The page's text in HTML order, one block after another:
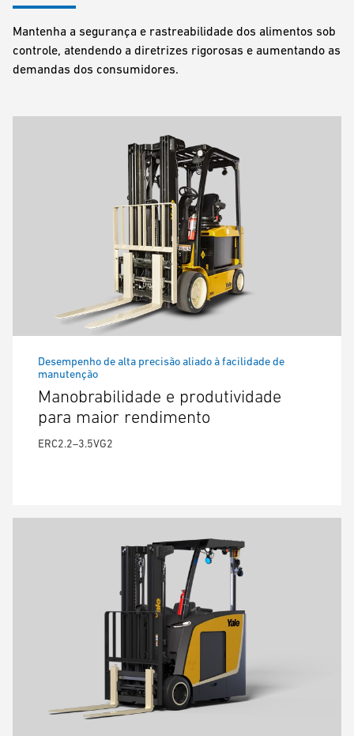
Mantenha a segurança e rastreabilidade dos alimentos sob
controle, atendendo a diretrizes rigorosas e aumentando as
demandas dos consumidores.
Desempenho de alta precisão aliado à facilidade de
manutenção
Manobrabilidade e produtividade
para maior rendimento
ERC2.2–3.5VG2